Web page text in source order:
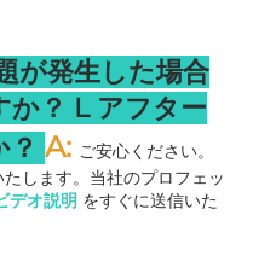
が発生した場合
？ L アフター
A: ご安心ください。
します。当社のプロフェッ
デオ説明 をすぐに送信いた